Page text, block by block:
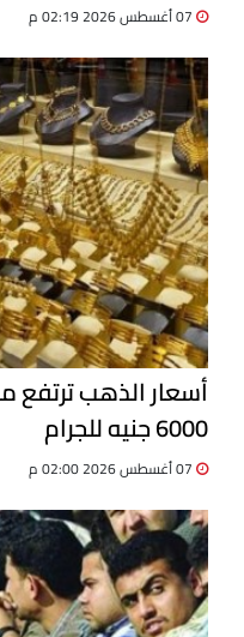
6000 جنيه للجرام